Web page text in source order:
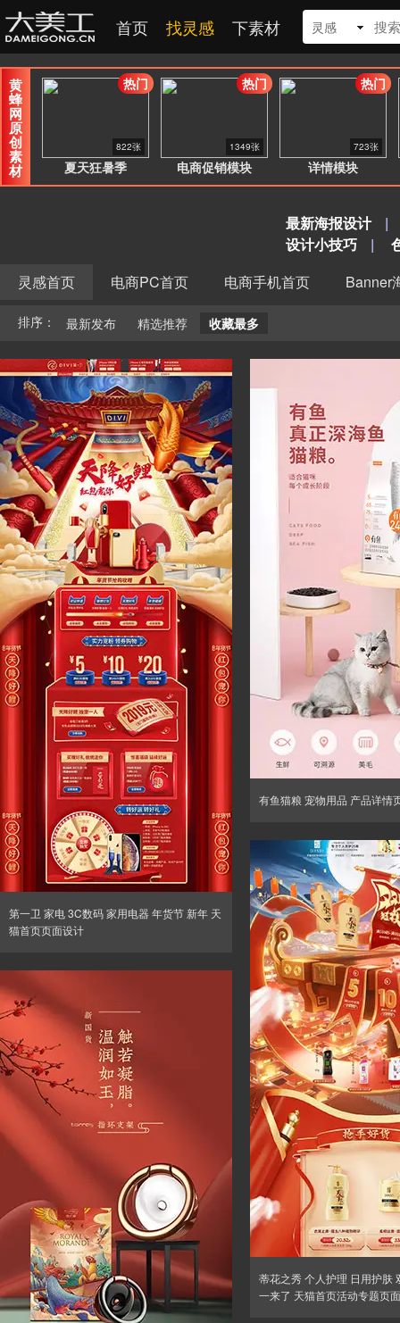
首页 找灵感 下素材 灵感
黄
蜂
网
原
创
素
材 夏天狂暑季
822张
热门
电商促销模块
1349张
热门
详情模块
723张
热门
最新海报设计
|
设计小技巧
|
灵感首页
电商PC首页 电商手机首页 Banner
排序： 最新发布 精选推荐 收藏最多
第一卫 家电 3C数码 家用电器 年货节 新年 天
猫首页页面设计
有鱼猫粮 宠物用品 产品详情
蒂花之秀 个人护理 日用护肤
一来了 天猫首页活动专题页